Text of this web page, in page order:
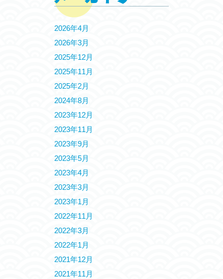
2026年4月
2026年3月
2025年12月
2025年11月
2025年2月
2024年8月
2023年12月
2023年11月
2023年9月
2023年5月
2023年4月
2023年3月
2023年1月
2022年11月
2022年3月
2022年1月
2021年12月
2021年11月